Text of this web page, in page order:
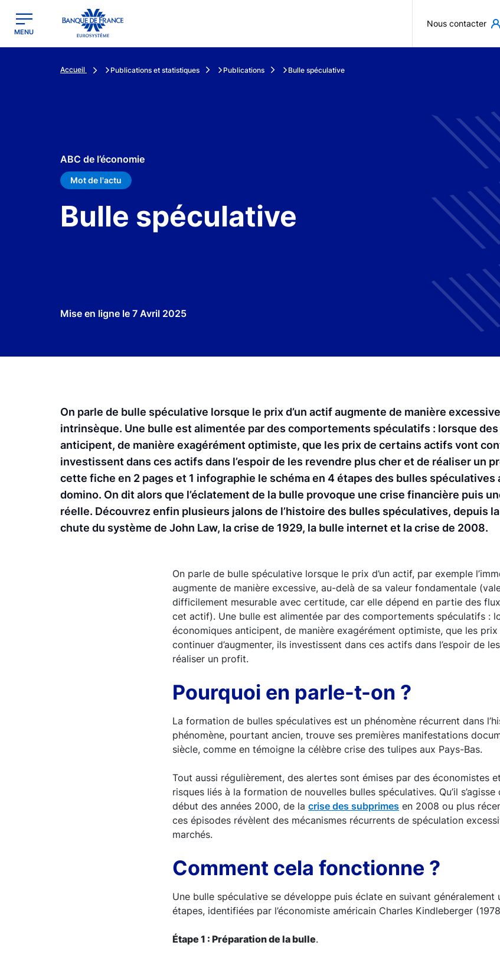
Banque de France - Menu Principal
MENU
Nous contacter
Accueil Publications et statistiques Publications Bulle spéculative
ABC de l’économie
Mot de l'actu
Bulle spéculative
Mise en ligne le 7 Avril 2025
On parle de bulle spéculative lorsque le prix d’un actif augmente de manière
intrinsèque. Une bulle est alimentée par des comportements spéculatifs : lorsque
anticipent, de manière exagérément optimiste, que les prix de certains actifs vont
investissent dans ces actifs dans l’espoir de les revendre plus cher et de réaliser un
cette fiche en 2 pages et 1 infographie le schéma en 4 étapes des bulles spéculatives
domino. On dit alors que l’éclatement de la bulle provoque une crise financière puis
réelle. Découvrez enfin plusieurs jalons de l’histoire des bulles spéculatives, depuis
chute du système de John Law, la crise de 1929, la bulle internet et la crise de 2008.
On parle de bulle spéculative lorsque le prix d’un actif, par exemple
augmente de manière excessive, au-delà de sa valeur fondamentale
difficilement mesurable avec certitude, car elle dépend en partie des
cet actif). Une bulle est alimentée par des comportements spéculatifs :
économiques anticipent, de manière exagérément optimiste, que les
continuer d’augmenter, ils investissent dans ces actifs dans l’espoir de
réaliser un profit.
Pourquoi en parle-t-on ?
La formation de bulles spéculatives est un phénomène récurrent dans
phénomène, pourtant ancien, trouve ses premières manifestations
siècle, comme en témoigne la célèbre crise des tulipes aux Pays-Bas.
Tout aussi régulièrement, des alertes sont émises par des économistes
risques liés à la formation de nouvelles bulles spéculatives. Qu’il
début des années 2000, de la crise des subprimes en 2008 ou plus
ces épisodes révèlent des mécanismes récurrents de spéculation
marchés.
Comment cela fonctionne ?
Une bulle spéculative se développe puis éclate en suivant généralement
étapes, identifiées par l’économiste américain Charles Kindleberger
Étape 1 : Préparation de la bulle.